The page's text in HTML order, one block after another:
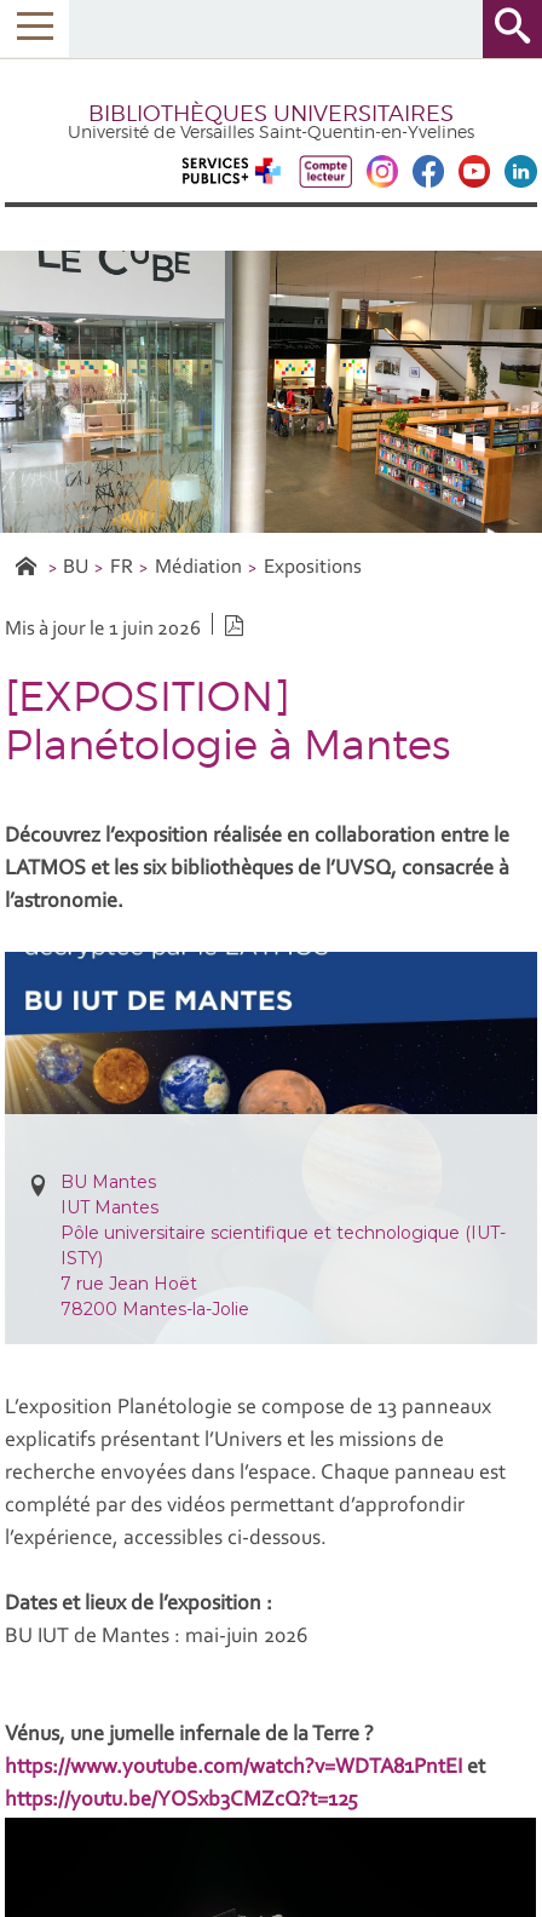
BIBLIOTHÈQUES UNIVERSITAIRES
Université de Versailles Saint-Quentin-en-Yvelines
BU FR Médiation Expositions
Mis à jour le 1 juin 2026
[EXPOSITION]
Planétologie à Mantes
Découvrez l’exposition réalisée en collaboration entre le
LATMOS et les six bibliothèques de l’UVSQ, consacrée à
l’astronomie.
BU Mantes
IUT Mantes
Pôle universitaire scientifique et technologique (IUT-
ISTY)
7 rue Jean Hoët
78200 Mantes-la-Jolie
L’exposition Planétologie se compose de 13 panneaux
explicatifs présentant l’Univers et les missions de
recherche envoyées dans l’espace. Chaque panneau est
complété par des vidéos permettant d’approfondir
l’expérience, accessibles ci-dessous.
Dates et lieux de l’exposition :
BU IUT de Mantes : mai-juin 2026
Vénus, une jumelle infernale de la Terre ?
https://www.youtube.com/watch?v=WDTA81PntEI et
https://youtu.be/YOSxb3CMZcQ?t=125